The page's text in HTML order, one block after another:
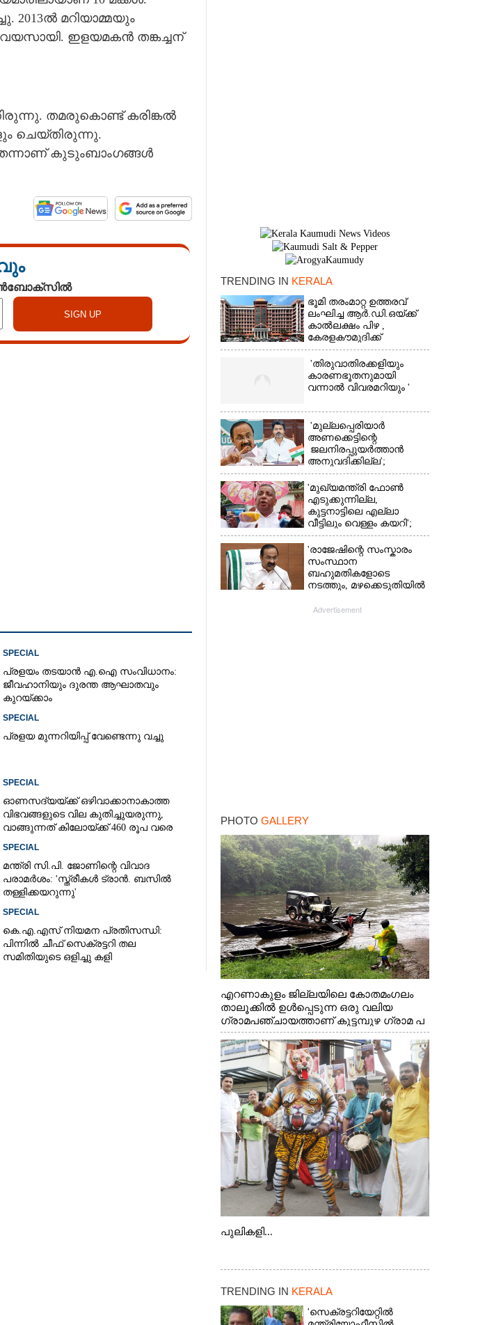
2013ൽ മറിയാമ്മയും
വയസായി. ഇളയമകൻ തങ്കച്ചന്
തമരുകൊണ്ട് കരിങ്കൽ
ചെയ്തിരുന്നു.
കുടുംബാംഗങ്ങൾ
SPECIAL
പ്രളയം തടയാൻ എ.ഐ സംവിധാനം:
ജീവഹാനിയും ദുരന്ത ആഘാതവും
കുറയ്ക്കാം
SPECIAL
പ്ര​ളയ മു​ന്ന​റി​യി​പ്പ് ​വേണ്ടെന്നു വച്ചു
SPECIAL
ഓണസദ്യയ്‌ക്ക് ഒഴിവാക്കാനാകാത്ത
വിഭവങ്ങളുടെ വില കുതിച്ചുയരുന്നു,
വാങ്ങുന്നത് കിലോയ്‌ക്ക് 460 രൂപ വരെ
SPECIAL
മന്ത്രി സി.പി. ജോണിന്റെ വിവാദ
പരാമർശം: 'സ്ത്രീകൾ ട്രാൻ. ബസിൽ
തള്ളിക്കയറുന്നു'
SPECIAL
കെ.എ.എസ് നിയമന പ്രതിസന്ധി:
പിന്നിൽ ചീഫ് സെക്രട്ടറി തല
സമിതിയുടെ ഒളിച്ചു കളി
TRENDING IN KERALA
ഭൂമി തരംമാറ്റ ഉത്തരവ്
ലംഘിച്ച ആർ.ഡി.ഒയ്ക്ക്
കാൽലക്ഷം പിഴ ,​
കേരളകൗമുദിക്ക്
ഹൈക്കോടതിയുടെ
പ്രശംസ
'തിരുവാതിരക്കളിയും
കാരണഭൂതനുമായി
വന്നാൽ വിവരമറിയും '
'മുല്ലപ്പെരിയാർ
അണക്കെട്ടിന്റെ
ജലനിരപ്പുയർത്താൻ
അനുവദിക്കില്ല';
തമിഴ്‌നാട്
സർക്കാരിനെതിരെ കേരളം
'മുഖ്യമന്ത്രി ഫോൺ
എടുക്കുന്നില്ല,
കുട്ടനാട്ടിലെ എല്ലാ
വീട്ടിലും വെള്ളം കയറി';
അതൃപ്‌തിയുമായി
ഭരണകക്ഷി എംഎൽഎ
'രാജേഷിന്റെ സംസ്കാരം
സംസ്ഥാന
ബഹുമതികളോടെ
നടത്തും, മഴക്കെടുതിയിൽ
ധനസഹായം'
Advertisement
PHOTO GALLERY
എറണാകുളം ജില്ലയിലെ കോതമംഗലം
താലൂക്കിൽ ഉൾപ്പെടുന്ന ഒരു വലിയ
ഗ്രാമപഞ്ചായത്താണ് കുട്ടമ്പുഴ ഗ്രാമ പ
ഞ്ചായത്ത്. ആദിവാസി ഊരുകളായ
വെള്ളാരംകുത്ത്, കത്തിപ്പാറ, ഉറിയംപെട്ടി,
തേക്കല്ല്, വെട്ടിക്കല്ല്, മഞ്ചപ്പാറ എന്നീ
ആറു സ്ഥലങ്ങളിലേക്കുള്ള പ്രധാന
സഞ്ചാര മാർഗമാണ് ഈ കാണുന്ന
കടത്ത് വള്ളം
പുലികളി...
TRENDING IN KERALA
'സെക്രട്ടറിയേറ്റിൽ
×
Share this link